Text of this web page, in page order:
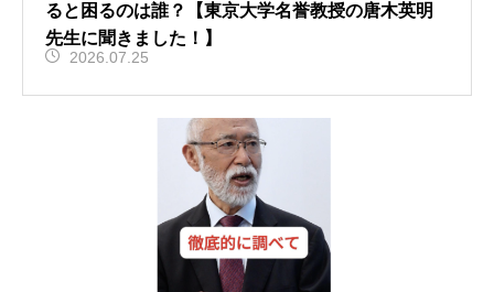
ると困るのは誰？【東京大学名誉教授の唐木英明
先生に聞きました！】
2026.07.25